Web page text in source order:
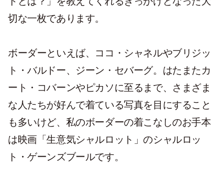
切な一枚であります。
ボーダーといえば、ココ・シャネルやブリジッ
ト・バルドー、ジーン・セバーグ。はたまたカ
ート・コバーンやピカソに至るまで、さまざま
な人たちが好んで着ている写真を目にすること
も多いけど、私のボーダーの着こなしのお手本
は映画「生意気シャルロット」のシャルロッ
ト・ゲーンズブールです。